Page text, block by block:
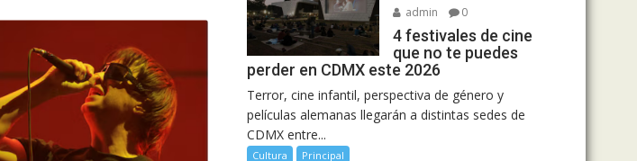
admin
0
4 festivales de cine
que no te puedes
perder en CDMX este 2026
Terror, cine infantil, perspectiva de género y
películas alemanas llegarán a distintas sedes de
CDMX entre...
Cultura Principal